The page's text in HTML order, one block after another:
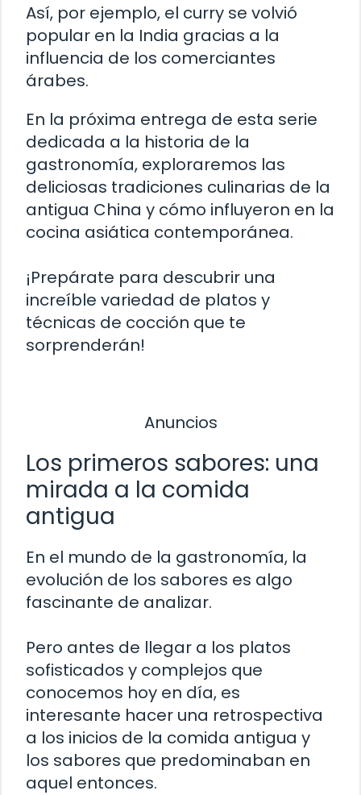
Así, por ejemplo, el curry se volvió
popular en la India gracias a la
influencia de los comerciantes
árabes.
En la próxima entrega de esta serie
dedicada a la historia de la
gastronomía, exploraremos las
deliciosas tradiciones culinarias de la
antigua China y cómo influyeron en la
cocina asiática contemporánea.
¡Prepárate para descubrir una
increíble variedad de platos y
técnicas de cocción que te
sorprenderán!
Anuncios
Los primeros sabores: una
mirada a la comida
antigua
En el mundo de la gastronomía, la
evolución de los sabores es algo
fascinante de analizar.
Pero antes de llegar a los platos
sofisticados y complejos que
conocemos hoy en día, es
interesante hacer una retrospectiva
a los inicios de la comida antigua y
los sabores que predominaban en
aquel entonces.